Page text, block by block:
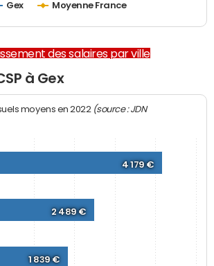
Gex Moyenne France
des salaires par ville
à Gex
moyens en 2022 (source : JDN
4 179 €
2 489 €
1 839 €